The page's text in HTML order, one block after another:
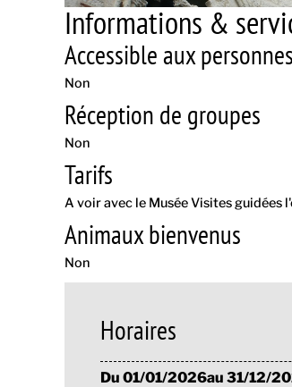
Informations &
Accessible aux
Non
Réception de groupes
Non
Tarifs
A voir avec le Musée Visites guidées
Animaux bienvenus
Non
Horaires
Du 01/01/2026au 31/12/